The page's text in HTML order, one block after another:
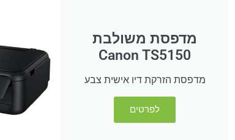
מדפסת משולבת
Canon TS5150
מדפסת הזרקת דיו אישית צבע
לפרטים